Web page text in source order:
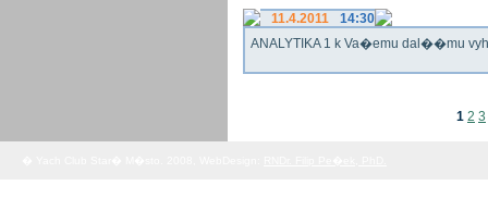
11.4.2011
14:30
ANALYTIKA 1 k Va�emu dal��mu
1 2 3